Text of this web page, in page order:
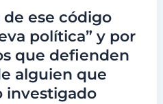
ese código
política” y por
que defienden
alguien que
investigado